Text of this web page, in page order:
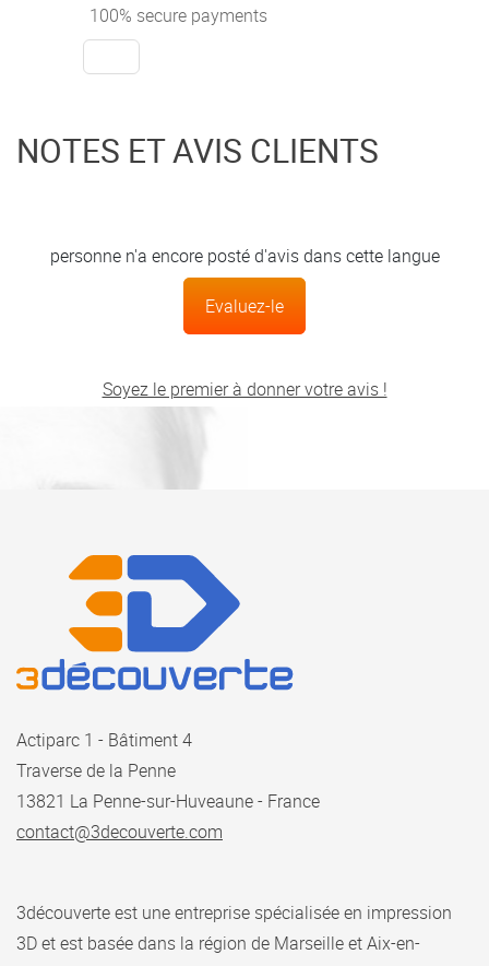
100% secure payments
NOTES ET AVIS CLIENTS
personne n'a encore posté d'avis dans cette langue
Evaluez-le
Soyez le premier à donner votre avis !
Actiparc 1 - Bâtiment 4
Traverse de la Penne
13821 La Penne-sur-Huveaune - France
contact@3decouverte.com
3découverte est une entreprise spécialisée en impression
3D et est basée dans la région de Marseille et Aix-en-